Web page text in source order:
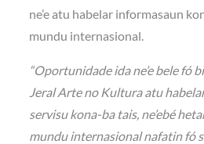
ne’e atu habelar informasaun
mundu internasional.
“Oportunidade ida ne’e bele fó
Jeral Arte no Kultura atu
servisu kona-ba tais, ne’ebé
mundu internasional nafatin fó